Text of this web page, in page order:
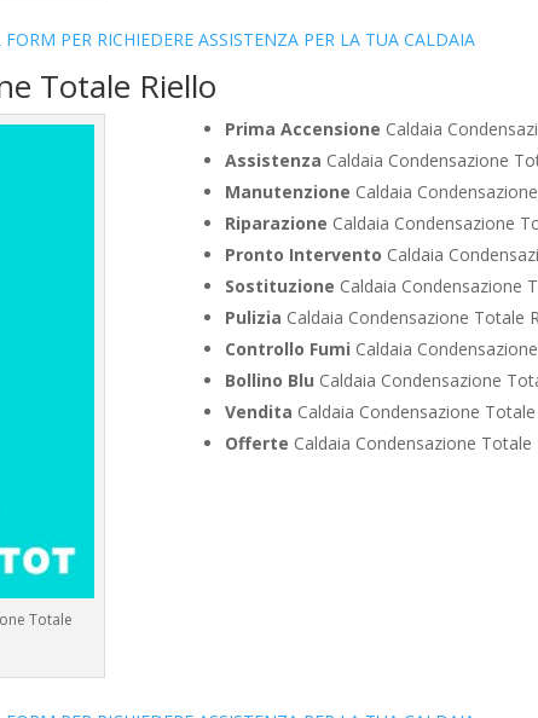
PER RICHIEDERE ASSISTENZA PER LA TUA CALDAIA
Totale Riello
Totale
Prima Accensione Caldaia
Assistenza Caldaia Condensazione
Manutenzione Caldaia
Riparazione Caldaia Condensazione
Pronto Intervento Caldaia
Sostituzione Caldaia Condensazione
Pulizia Caldaia Condensazione Totale
Controllo Fumi Caldaia
Bollino Blu Caldaia Condensazione
Vendita Caldaia Condensazione
Offerte Caldaia Condensazione